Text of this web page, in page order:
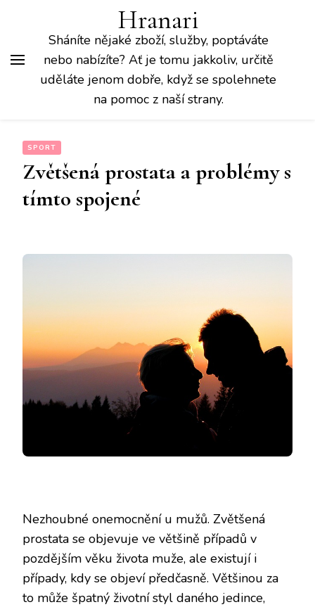
Hranari
Sháníte nějaké zboží, služby, poptáváte
nebo nabízíte? Ať je tomu jakkoliv, určitě
uděláte jenom dobře, když se spolehnete
na pomoc z naší strany.
SPORT
Zvětšená prostata a problémy s
tímto spojené
Nezhoubné onemocnění u mužů. Zvětšená
prostata se objevuje ve většině případů v
pozdějším věku života muže, ale existují i
případy, kdy se objeví předčasně. Většinou za
to může špatný životní styl daného jedince,